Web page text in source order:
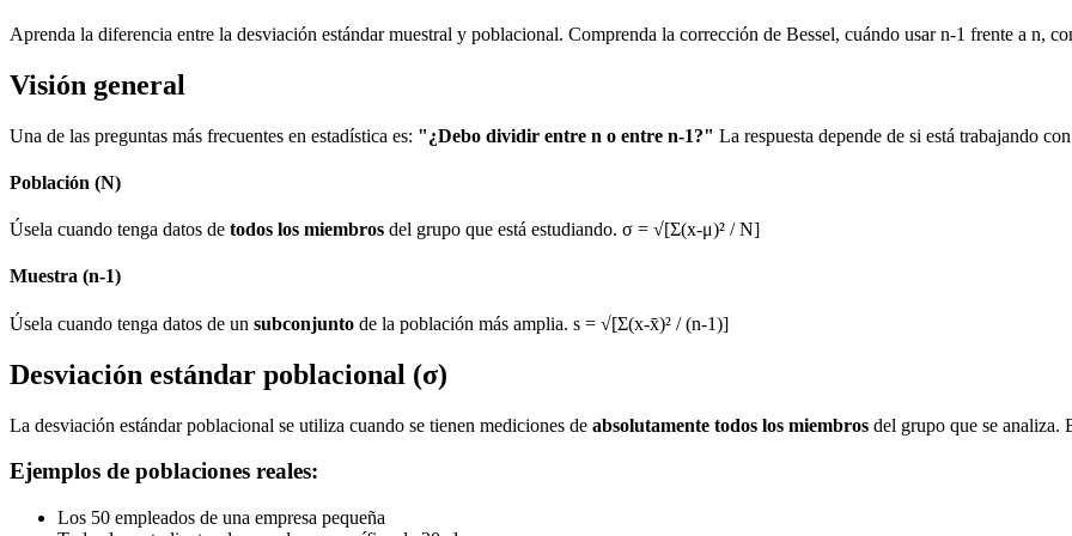
Aprenda la diferencia entre la desviación estándar muestral y poblacional. Comprenda la corrección de Bessel, cuándo usar n-1 frente a n,
Visión general
Una de las preguntas más frecuentes en estadística es: "¿Debo dividir entre n o entre n-1?" La respuesta depende de si está trabajando
Población (N)
Úsela cuando tenga datos de todos los miembros del grupo que está estudiando. σ = √[Σ(x-μ)² / N]
Muestra (n-1)
Úsela cuando tenga datos de un subconjunto de la población más amplia. s = √[Σ(x-x̄)² / (n-1)]
Desviación estándar poblacional (σ)
La desviación estándar poblacional se utiliza cuando se tienen mediciones de absolutamente todos los miembros del grupo que se analiza.
Ejemplos de poblaciones reales:
Los 50 empleados de una empresa pequeña